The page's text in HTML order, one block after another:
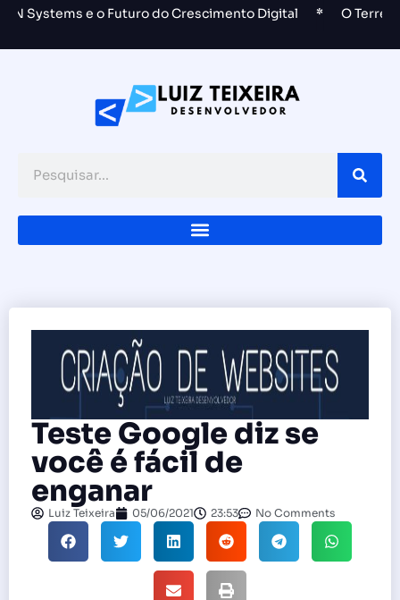
e o Futuro do Crescimento Digital * O Terremoto
Teste Google diz se
você é fácil de
enganar
Luiz Teixeira 05/06/2021 23:53 No Comments